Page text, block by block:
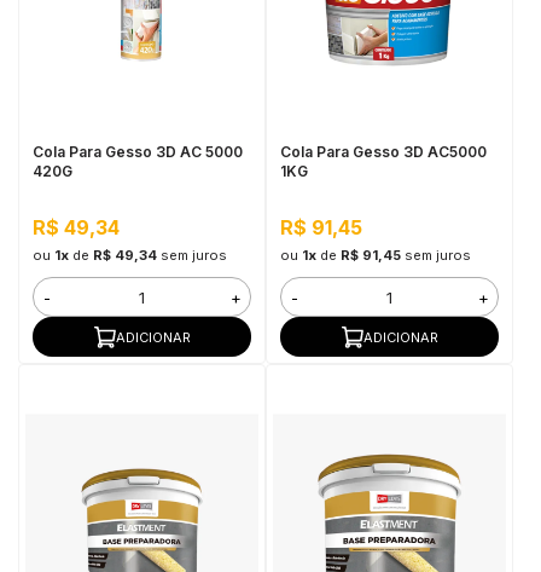
Cola Para Gesso 3D AC 5000
420G
R$ 49,34
ou 1xde R$ 49,34 sem juros
- +
ADICIONAR
Cola Para Gesso 3D AC5000
1KG
R$ 91,45
ou 1xde R$ 91,45 sem juros
- +
ADICIONAR